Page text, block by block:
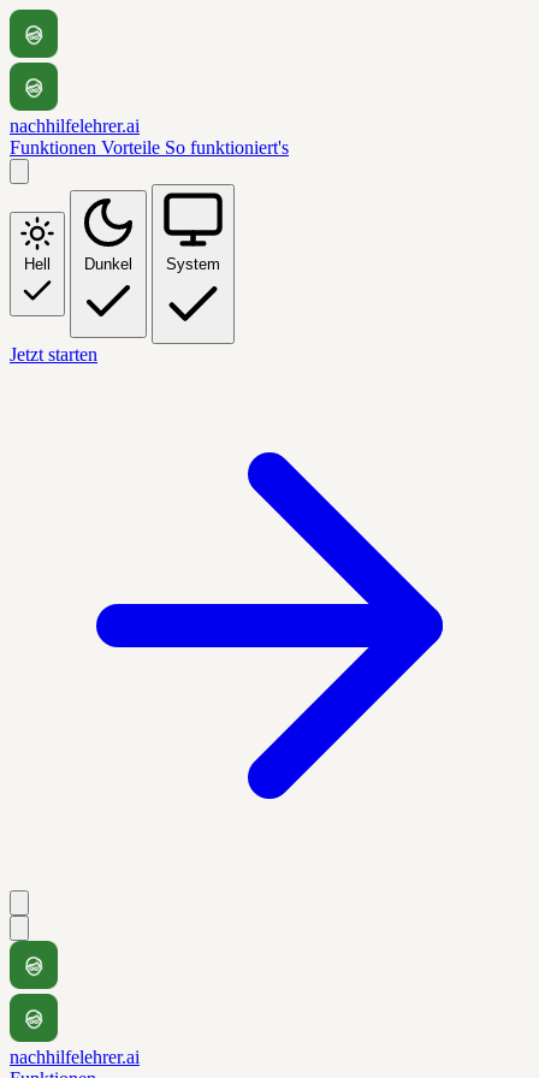
nachhilfelehrer.ai
Funktionen Vorteile So funktioniert's
Hell Dunkel System
Jetzt starten
nachhilfelehrer.ai